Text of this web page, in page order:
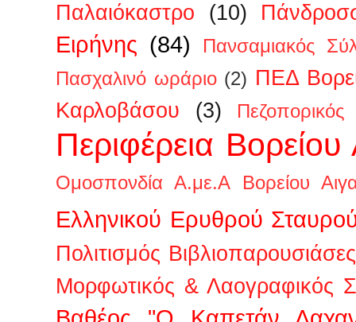
Παλαιόκαστρο
(10)
Ειρήνης (84)
Πανσαμιακός
Πασχαλινό ωράριο (2) ΠΕΔ
Καρλοβάσου
(3)
Περιφέρεια Βορείου
Ομοσπονδία Α.με.Α Βορείου
Ελληνικού Ερυθρού
Πολιτισμός Βιβλιοπαρουσιάσες
Μορφωτικός & Λαογραφικός